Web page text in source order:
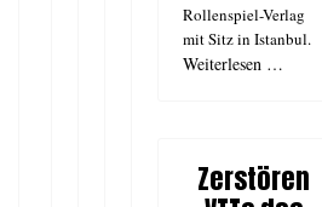
Rollenspiel-Verlag
mit Sitz in Istanbul.
Weiterlesen …
Zerstören